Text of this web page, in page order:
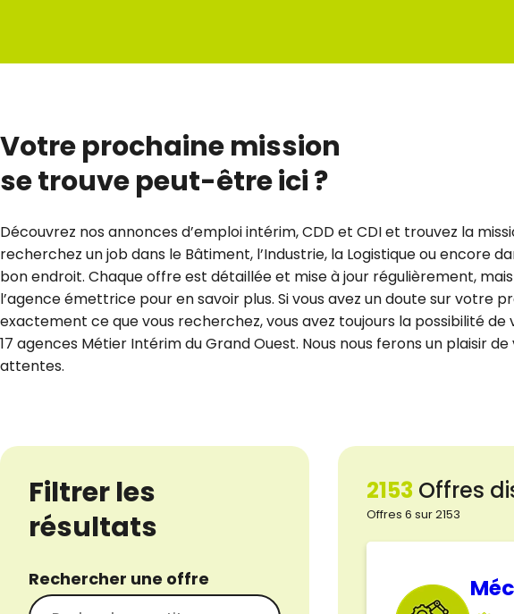
Votre prochaine mission
se trouve peut-être ici ?
Découvrez nos annonces d’emploi intérim, CDD et CDI et trouvez la
recherchez un job dans le Bâtiment, l’Industrie, la Logistique ou encore
bon endroit. Chaque offre est détaillée et mise à jour régulièrement,
l’agence émettrice pour en savoir plus. Si vous avez un doute sur votre
exactement ce que vous recherchez, vous avez toujours la possibilité de
17 agences Métier Intérim du Grand Ouest. Nous nous ferons un plaisir
attentes.
Filtrer les
résultats
Rechercher une offre
2153 Offres
Offres 6 sur 2153